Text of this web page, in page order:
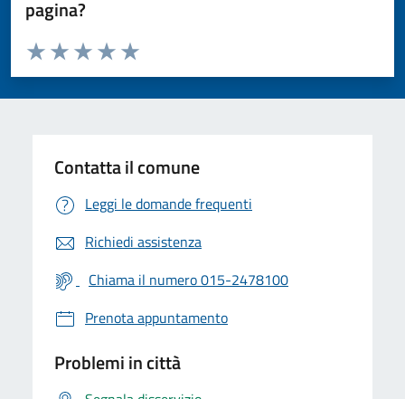
pagina?
Valuta da 1 a 5 stelle la pagina
Valuta 5 stelle su 5
Valuta 4 stelle su 5
Valuta 3 stelle su 5
Valuta 2 stelle su 5
Valuta 1 stelle su 5
Contatta il comune
Leggi le domande frequenti
Richiedi assistenza
Chiama il numero 015-2478100
Prenota appuntamento
Problemi in città